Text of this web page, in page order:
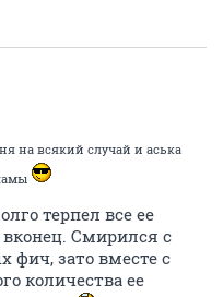
на всякий случай и аська
терпел все ее
вконец. Смирился с
фич, зато вместе с
количества ее